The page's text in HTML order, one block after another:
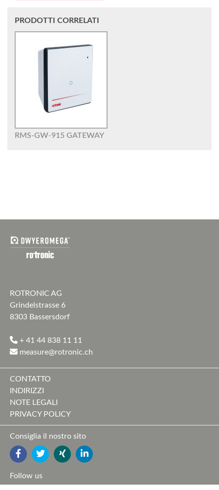
PRODOTTI CORRELATI
RMS-GW-915 GATEWAY
ROTRONIC AG
Grindelstrasse 6
8303 Bassersdorf
+ 41 44 838 11 11
measure@rotronic.ch
CONTATTO
INDIRIZZI
NOTE LEGALI
PRIVACY POLICY
Consiglia il nostro sito
FACEBOOK
TWITTERYOUTUBELINKEDIN
Follow us